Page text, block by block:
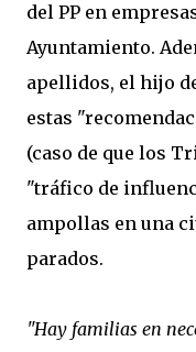
del PP en
Ayuntamiento.
apellidos, el hijo
estas
(caso de que los
"tráfico de
ampollas en una
parados.
"Hay familias en